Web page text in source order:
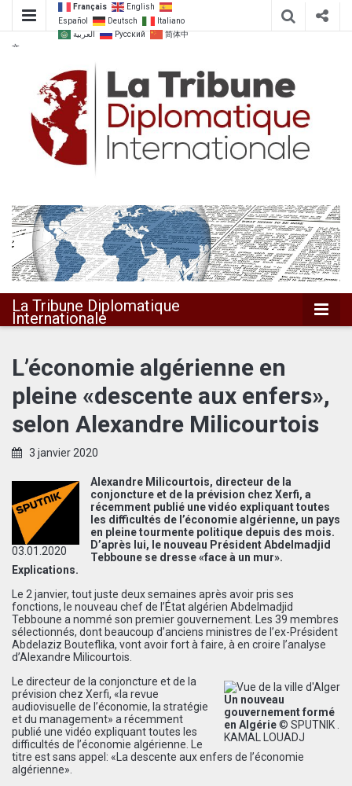
Français
English
Español
Deutsch
Italiano
العربية
Русский
简体中
文
La Tribune
Diplomatique
Internationale
La Tribune Diplomatique
Internationale
L’économie algérienne en
pleine «descente aux enfers»,
selon Alexandre Milicourtois
3 janvier 2020
03.01.2020
Alexandre Milicourtois, directeur de la
conjoncture et de la prévision chez Xerfi, a
récemment publié une vidéo expliquant toutes
les difficultés de l’économie algérienne, un pays
en pleine tourmente politique depuis des mois.
D’après lui, le nouveau Président Abdelmadjid
Tebboune se dresse «face à un mur».
Explications.
Le 2 janvier, tout juste deux semaines après avoir pris ses
fonctions, le nouveau chef de l’État algérien Abdelmadjid
Tebboune a nommé son premier gouvernement. Les 39 membres
sélectionnés, dont beaucoup d’anciens ministres de l’ex-Président
Abdelaziz Bouteflika, vont avoir fort à faire, à en croire l’analyse
d’Alexandre Milicourtois.
Un nouveau
gouvernement formé
en Algérie© SPUTNIK .
KAMAL LOUADJ
Le directeur de la conjoncture et de la
prévision chez Xerfi, «la revue
audiovisuelle de l’économie, la stratégie
et du management» a récemment
publié une vidéo expliquant toutes les
difficultés de l’économie algérienne. Le
titre est sans appel: «La descente aux enfers de l’économie
algérienne».